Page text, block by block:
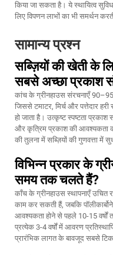
किया जा सकता है। ये स्थायित्व
लिए विपणन लाभों का भी समर्थन
सामान्य प्रश्न
सब्ज़ियों की खेती के
सबसे अच्छा प्रकाश
कांच के ग्रीनहाउस संरचनाएँ
जिससे टमाटर, मिर्च और पत्तेदार
हो जाता है। उत्कृष्ट स्पष्टता
और कृत्रिम प्रकाश की आवश्यकता
की तुलना में सब्ज़ियों की गुणवत्ता में
विभिन्न प्रकार के
समय तक चलते हैं?
काँच के ग्रीनहाउस स्थापनाएँ उचित
काम कर सकती हैं, जबकि
आवश्यकता होने से पहले 10-15 वर्षों
प्रत्येक 3-4 वर्षों में आवरण
प्रारंभिक लागत के बावजूद सबसे